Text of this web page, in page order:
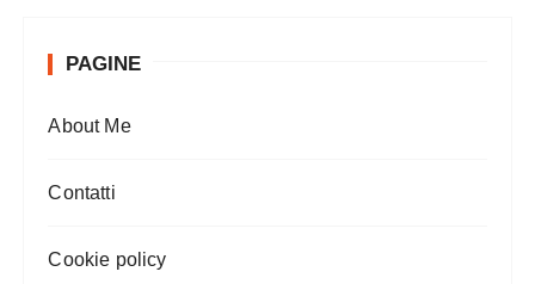
PAGINE
About Me
Contatti
Cookie policy